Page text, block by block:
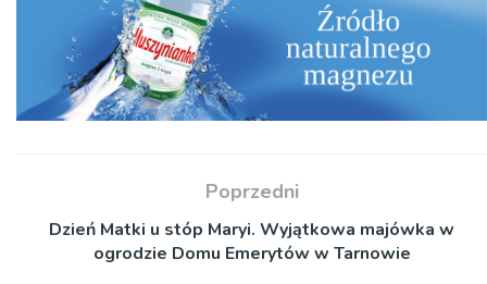
Poprzedni
Dzień Matki u stóp Maryi. Wyjątkowa majówka w
ogrodzie Domu Emerytów w Tarnowie